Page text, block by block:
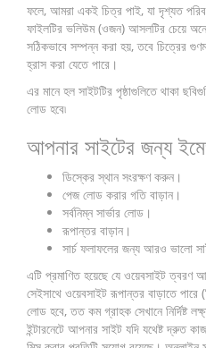
ফলে, আমরা একই চিত্র পাই, যা দৃশ্যত
ফাইলটির ভলিউম (ওজন) আসলটির চেয়ে
সঠিকভাবে সম্পন্ন করা হয়, তবে চিত্রের
হ্রাস করা যেতে পারে।
এর মানে হল সাইটটির পৃষ্ঠাগুলিতে থাকা
লোড হবে৷
আপনার সাইটের জন্য
ডিস্কের স্থান সংরক্ষণ করুন।
পেজ লোড করার গতি বাড়ান।
সর্বনিম্ন সার্ভার লোড।
রূপান্তর বাড়ান।
সার্চ ফলাফলের জন্য আরও ভালো
এটি প্রমাণিত হয়েছে যে ওয়েবসাইট
সেইসাথে ওয়েবসাইট রূপান্তর বাড়াতে পারে
লোড হবে, তত কম গ্রাহক সেখানে নির্দিষ্ট
ইন্টারনেটে আপনার সাইট যদি যথেষ্ট দ্রুত